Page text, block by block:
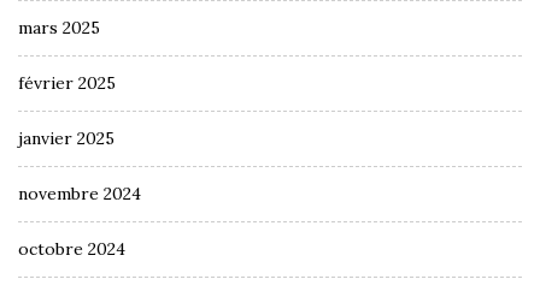
mars 2025
février 2025
janvier 2025
novembre 2024
octobre 2024